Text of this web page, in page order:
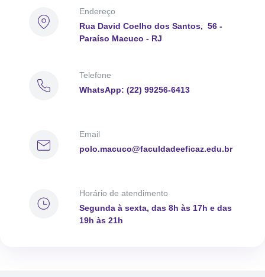
Endereço
Rua David Coelho dos Santos, 56 -
Paraíso Macuco - RJ
Telefone
WhatsApp: (22) 99256-6413
Email
polo.macuco@faculdadeeficaz.edu.br
Horário de atendimento
Segunda à sexta, das 8h às 17h e das
19h às 21h